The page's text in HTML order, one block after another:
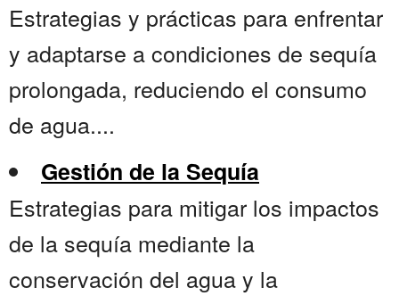
Estrategias y prácticas para enfrentar
y adaptarse a condiciones de sequía
prolongada, reduciendo el consumo
de agua....
Gestión de la Sequía
Estrategias para mitigar los impactos
de la sequía mediante la
conservación del agua y la